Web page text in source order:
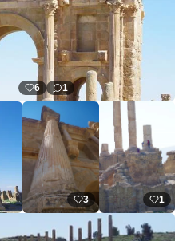
6 1
3 1